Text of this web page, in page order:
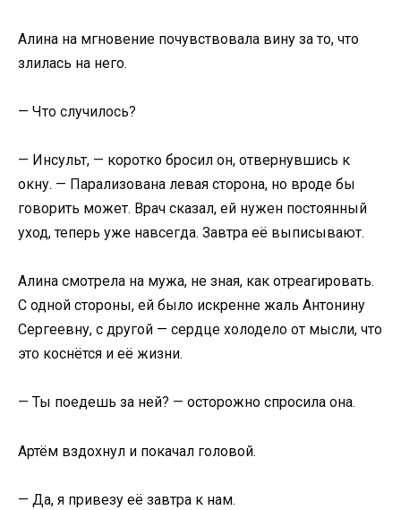
Алина на мгновение почувствовала вину за то, что
злилась на него.
— Что случилось?
— Инсульт, — коротко бросил он, отвернувшись к
окну. — Парализована левая сторона, но вроде бы
говорить может. Врач сказал, ей нужен постоянный
уход, теперь уже навсегда. Завтра её выписывают.
Алина смотрела на мужа, не зная, как отреагировать.
С одной стороны, ей было искренне жаль Антонину
Сергеевну, с другой — сердце холодело от мысли, что
это коснётся и её жизни.
— Ты поедешь за ней? — осторожно спросила она.
Артём вздохнул и покачал головой.
— Да, я привезу её завтра к нам.